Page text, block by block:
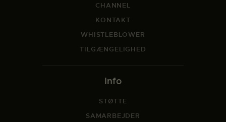
CHANNEL
KONTAKT
WHISTLEBLOWER
TILGÆNGELIGHED
Info
STØTTE
SAMARBEJDER